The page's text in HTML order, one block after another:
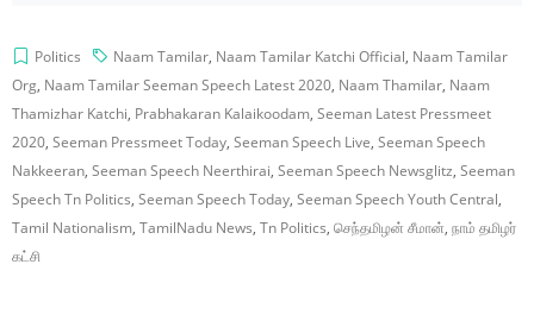
Politics Naam Tamilar, Naam Tamilar Katchi Official, Naam Tamilar
Org, Naam Tamilar Seeman Speech Latest 2020, Naam Thamilar, Naam
Thamizhar Katchi, Prabhakaran Kalaikoodam, Seeman Latest Pressmeet
2020, Seeman Pressmeet Today, Seeman Speech Live, Seeman Speech
Nakkeeran, Seeman Speech Neerthirai, Seeman Speech Newsglitz, Seeman
Speech Tn Politics, Seeman Speech Today, Seeman Speech Youth Central,
Tamil Nationalism, TamilNadu News, Tn Politics, செந்தமிழன் சீமான், நாம் தமிழர்
கட்சி